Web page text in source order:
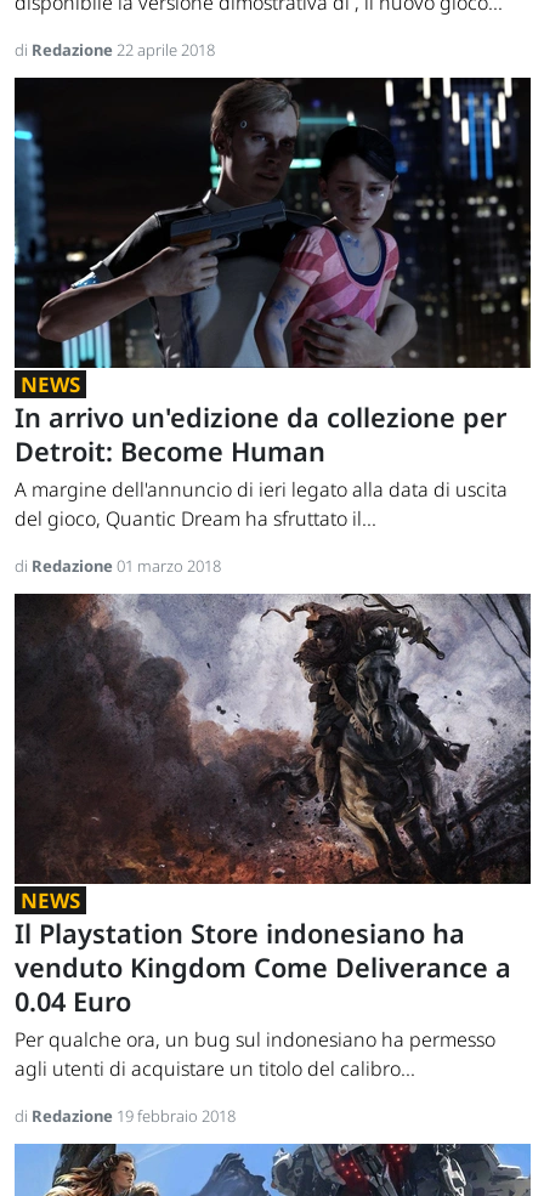
di Redazione22 aprile 2018
NEWS
In arrivo un'edizione da collezione per
Detroit: Become Human
A margine dell'annuncio di ieri legato alla data di uscita
del gioco, Quantic Dream ha sfruttato il...
di Redazione01 marzo 2018
NEWS
Il Playstation Store indonesiano ha
venduto Kingdom Come Deliverance a
0.04 Euro
Per qualche ora, un bug sul indonesiano ha permesso
agli utenti di acquistare un titolo del calibro...
di Redazione 19 febbraio 2018